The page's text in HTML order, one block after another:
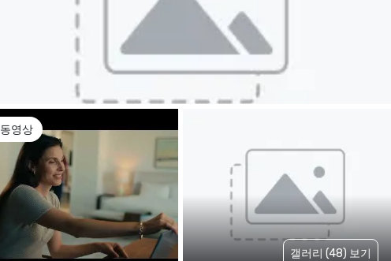
동영상
갤러리 (48) 보기